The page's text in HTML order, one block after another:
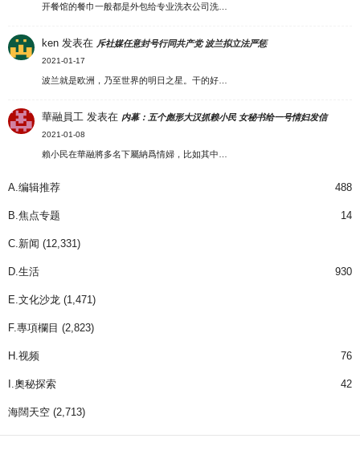
开餐馆的餐巾一般都是外包给专业洗衣公司洗…
ken 发表在 斥社媒任意封号行同共产党 波兰拟立法严惩
2021-01-17
波兰就是欧洲，乃至世界的明日之星。干的好…
華融員工 发表在 内幕：五个彪形大汉抓赖小民 女秘书给一号情妇发信
2021-01-08
賴小民在華融將多名下屬納爲情婦，比如其中…
A.编辑推荐 488
B.焦点专题 14
C.新闻 (12,331)
D.生活 930
E.文化沙龙 (1,471)
F.專項欄目 (2,823)
H.视频 76
I.奧秘探索 42
海闊天空 (2,713)